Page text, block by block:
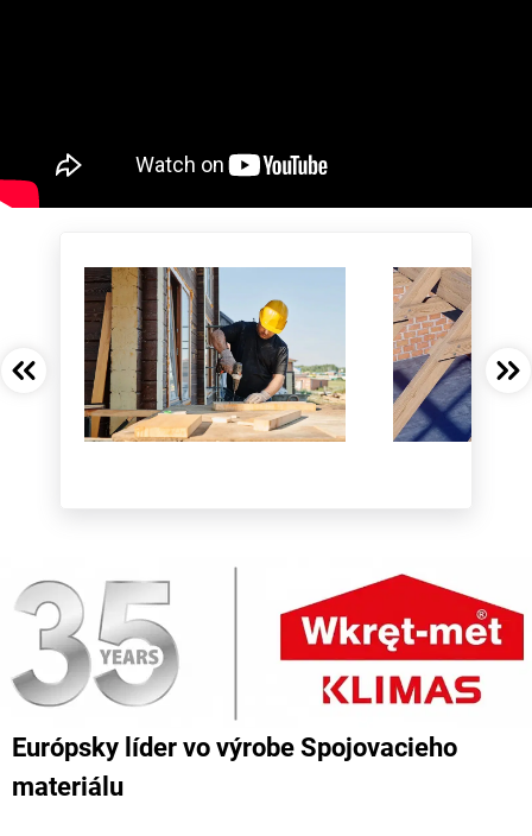
Európsky líder vo výrobe Spojovacieho
materiálu